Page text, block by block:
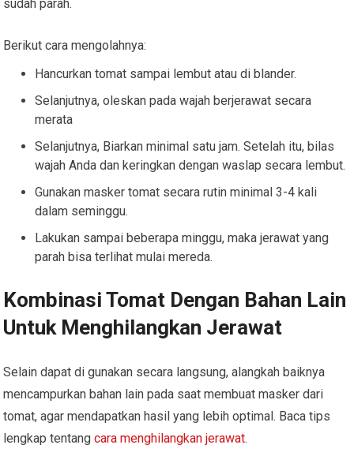
sudah parah.
Berikut cara mengolahnya:
Hancurkan tomat sampai lembut atau di blander.
Selanjutnya, oleskan pada wajah berjerawat secara
merata
Selanjutnya, Biarkan minimal satu jam. Setelah itu, bilas
wajah Anda dan keringkan dengan waslap secara lembut.
Gunakan masker tomat secara rutin minimal 3-4 kali
dalam seminggu.
Lakukan sampai beberapa minggu, maka jerawat yang
parah bisa terlihat mulai mereda.
Kombinasi Tomat Dengan Bahan Lain
Untuk Menghilangkan Jerawat
Selain dapat di gunakan secara langsung, alangkah baiknya
mencampurkan bahan lain pada saat membuat masker dari
tomat, agar mendapatkan hasil yang lebih optimal. Baca tips
lengkap tentangcara menghilangkan jerawat.